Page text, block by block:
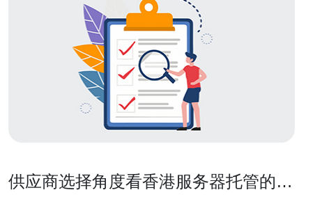
供应商选择角度看香港服务器托管的利